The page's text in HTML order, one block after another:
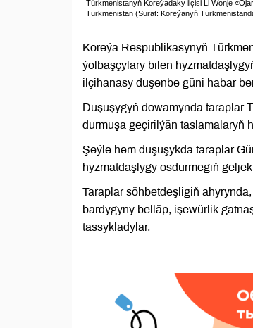
Türkmenistanyň Koreýadaky ilçisi Li Wonje
Türkmenistan (Surat: Koreýanyň
Koreýa Respublikasynyň
ýolbaşçylary bilen
ilçihanasy duşenbe güni habar
Duşuşygyň dowamynda taraplar
durmuşa geçirilýän taslamalaryň
Şeýle hem duşuşykda taraplar
hyzmatdaşlygy ösdürmegiň
Taraplar söhbetdeşligiň
bardygyny belläp, işewürlik
tassykladylar.